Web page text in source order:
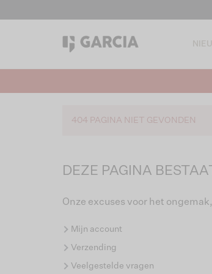
404 PAGINA NIET GEVONDEN
DEZE PAGINA
Onze excuses voor het
Mijn account
Verzending
Veelgestelde vragen